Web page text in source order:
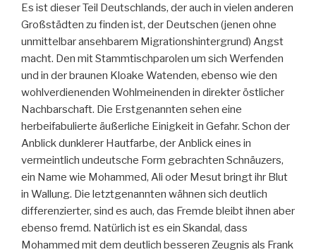
Es ist dieser Teil Deutschlands, der auch in vielen anderen
Großstädten zu finden ist, der Deutschen (jenen ohne
unmittelbar ansehbarem Migrationshintergrund) Angst
macht. Den mit Stammtischparolen um sich Werfenden
und in der braunen Kloake Watenden, ebenso wie den
wohlverdienenden Wohlmeinenden in direkter östlicher
Nachbarschaft. Die Erstgenannten sehen eine
herbeifabulierte äußerliche Einigkeit in Gefahr. Schon der
Anblick dunklerer Hautfarbe, der Anblick eines in
vermeintlich undeutsche Form gebrachten Schnäuzers,
ein Name wie Mohammed, Ali oder Mesut bringt ihr Blut
in Wallung. Die letztgenannten wähnen sich deutlich
differenzierter, sind es auch, das Fremde bleibt ihnen aber
ebenso fremd. Natürlich ist es ein Skandal, dass
Mohammed mit dem deutlich besseren Zeugnis als Frank